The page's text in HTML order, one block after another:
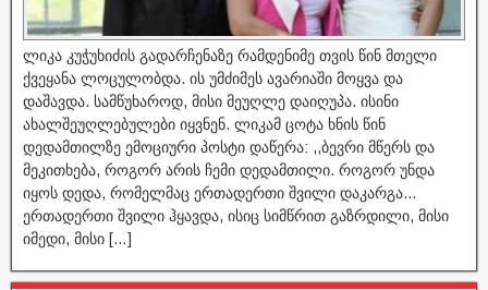
ლიკა კუჭუხიძის გადარჩენაზე რამდენიმე თვის წინ მთელი
ქვეყანა ლოცულობდა. ის უმძიმეს ავარიაში მოყვა და
დაშავდა. სამწუხაროდ, მისი მეუღლე დაიღუპა. ისინი
ახალშეუღლებულები იყვნენ. ლიკამ ცოტა ხნის წინ
დედამთილზე ემოციური პოსტი დაწერა: ,,ბევრი მწერს და
მეკითხება, როგორ არის ჩემი დედამთილი. როგორ უნდა
იყოს დედა, რომელმაც ერთადერთი შვილი დაკარგა…
ერთადერთი შვილი ჰყავდა, ისიც სიმწრით გაზრდილი, მისი
იმედი, მისი […]